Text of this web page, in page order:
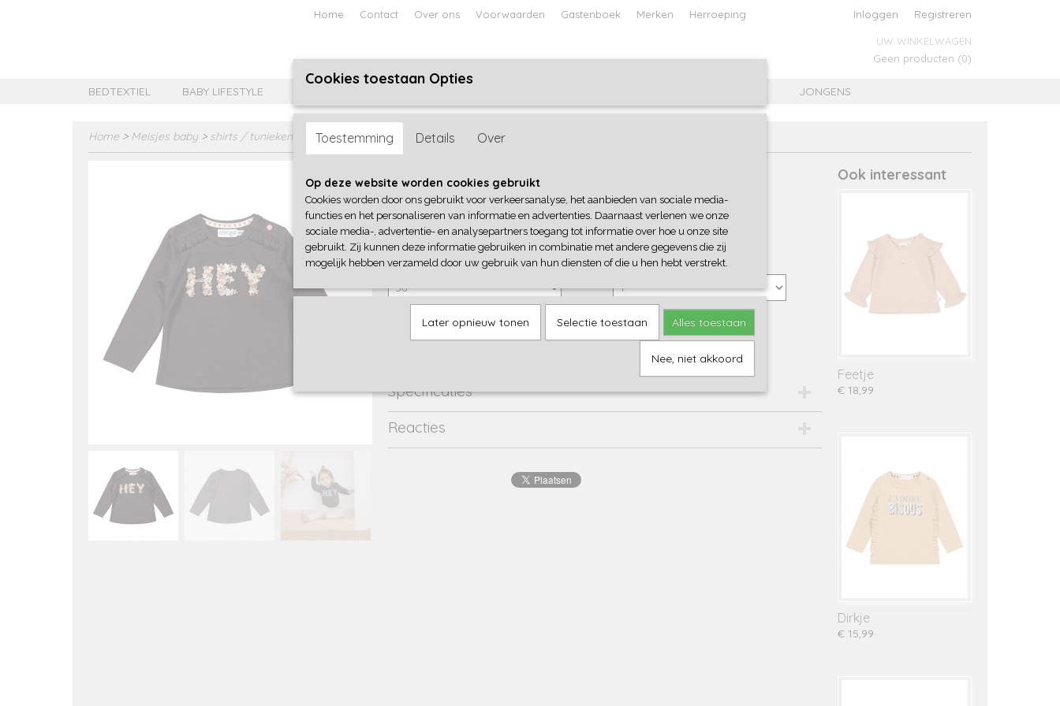
Home Contact Over ons Voorwaarden Gastenboek Merken Herroeping Inloggen Registreren
UW WINKELWAGEN
Geen producten (0)
BEDTEXTIEL BABY LIFESTYLE JONGENS BABY JONGENS
Home > Meisjes baby> shirts / tunieken Dirkje
Dirkje
€ 13,99 (inclusief btw 21%)
✓Op voorraad
Dirkje Aantal
IN WINKELWAGEN
Specificaties
EAN code
Productcode leverancier
40271
Reacties
Ook interessant
Feetje
€ 18,99
Dirkje
€ 15,99
Cookies toestaan Opties
Toestemming Details Over
Op deze website worden cookies gebruikt
Cookies worden door ons gebruikt voor verkeersanalyse, het aanbieden van sociale media-
functies en het personaliseren van informatie en advertenties. Daarnaast verlenen we onze
sociale media-, advertentie- en analysepartners toegang tot informatie over hoe u onze site
gebruikt. Zij kunnen deze informatie gebruiken in combinatie met andere gegevens die zij
mogelijk hebben verzameld door uw gebruik van hun diensten of die u hen hebt verstrekt.
Later opnieuw tonen Selectie toestaan Alles toestaan
Nee, niet akkoord